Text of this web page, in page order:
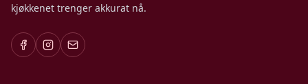
kjøkkenet trenger akkurat nå.